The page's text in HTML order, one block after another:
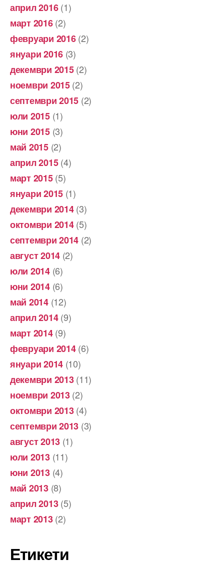
април 2016(1)
март 2016(2)
февруари 2016(2)
януари 2016 (3)
декември 2015(2)
ноември 2015(2)
септември 2015 (2)
юли 2015(1)
юни 2015(3)
май 2015(2)
април 2015(4)
март 2015(5)
януари 2015 (1)
декември 2014(3)
октомври 2014(5)
септември 2014 (2)
август 2014 (2)
юли 2014(6)
юни 2014(6)
май 2014(12)
април 2014(9)
март 2014(9)
февруари 2014(6)
януари 2014 (10)
декември 2013(11)
ноември 2013(2)
октомври 2013(4)
септември 2013 (3)
август 2013 (1)
юли 2013(11)
юни 2013(4)
май 2013(8)
април 2013(5)
март 2013(2)
Етикети